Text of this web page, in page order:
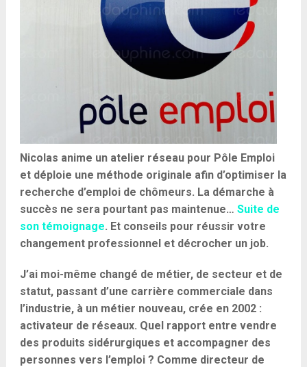
Nicolas anime un atelier réseau pour Pôle Emploi
et déploie une méthode originale afind’optimiser la
recherche d’emploi de chômeurs. La démarche à
succès ne sera pourtant pas maintenue… Suite de
son témoignage. Et conseils pour réussir votre
changement professionnel et décrocher un job.
J’ai moi-même changé de métier, de secteur et de
statut, passant d’une carrière commerciale dans
l’industrie, à un métier nouveau, crée en 2002 :
activateur de réseaux. Quel rapport entre vendre
des produits sidérurgiques et accompagner des
personnes vers l’emploi ? Comme directeur de